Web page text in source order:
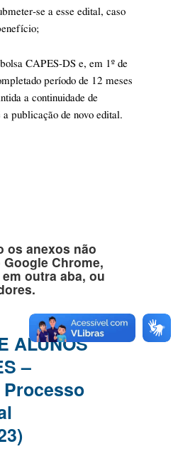
se a esse edital, caso
CAPES-DS e, em 1º de
período de 12 meses
a continuidade de
publicação de novo edital.
os anexos não
Chrome,
outra aba, ou
ALUNOS
–